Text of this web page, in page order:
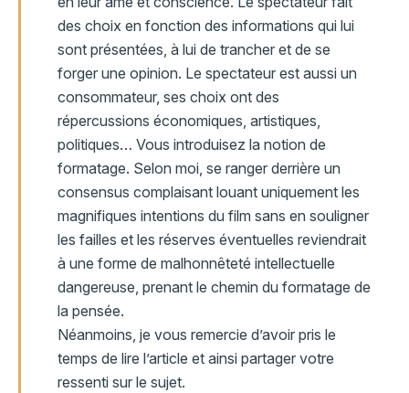
des choix en fonction des informations qui lui
sont présentées, à lui de trancher et de se
forger une opinion. Le spectateur est aussi un
consommateur, ses choix ont des
répercussions économiques, artistiques,
politiques… Vous introduisez la notion de
formatage. Selon moi, se ranger derrière un
consensus complaisant louant uniquement les
magnifiques intentions du film sans en souligner
les failles et les réserves éventuelles reviendrait
à une forme de malhonnêteté intellectuelle
dangereuse, prenant le chemin du formatage de
la pensée.
Néanmoins, je vous remercie d’avoir pris le
temps de lire l’article et ainsi partager votre
ressenti sur le sujet.